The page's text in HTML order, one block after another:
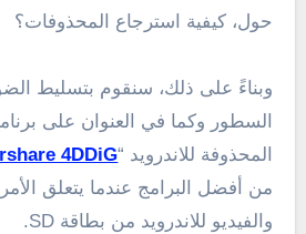
حول، كيفية استرجاع المحذوفات؟
وبناءً على ذلك، سنقوم بتسليط
السطور وكما في العنوان على
المحذوفة للاندرويد “4DDiG
من أفضل البرامج عندما يتعلق
والفيديو للاندرويد من بطاقة SD.